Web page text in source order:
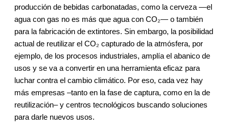
producción de bebidas carbonatadas, como la cerveza —el
agua con gas no es más que agua con CO₂— o también
para la fabricación de extintores. Sin embargo, la posibilidad
actual de reutilizar el CO₂ capturado de la atmósfera, por
ejemplo, de los procesos industriales, amplía el abanico de
usos y se va a convertir en una herramienta eficaz para
luchar contra el cambio climático. Por eso, cada vez hay
más empresas –tanto en la fase de captura, como en la de
reutilización– y centros tecnológicos buscando soluciones
para darle nuevos usos.